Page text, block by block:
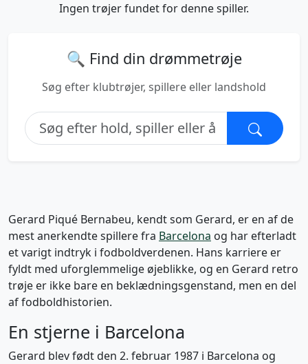
Ingen trøjer fundet for denne spiller.
🔍 Find din drømmetrøje
Søg efter klubtrøjer, spillere eller landshold
Gerard Piqué Bernabeu, kendt som Gerard, er en af de
mest anerkendte spillere fra Barcelona og har efterladt
et varigt indtryk i fodboldverdenen. Hans karriere er
fyldt med uforglemmelige øjeblikke, og en Gerard retro
trøje er ikke bare en beklædningsgenstand, men en del
af fodboldhistorien.
En stjerne i Barcelona
Gerard blev født den 2. februar 1987 i Barcelona og